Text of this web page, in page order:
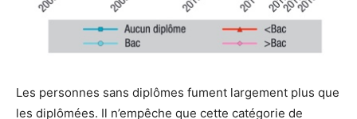
Les personnes sans diplômes fument largement plus que
les diplômées. Il n’empêche que cette catégorie de